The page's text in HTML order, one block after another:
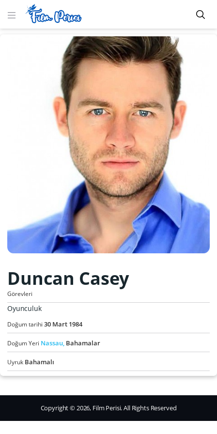
Duncan Casey
Görevleri
Oyunculuk
Doğum tarihi 30 Mart 1984
Doğum Yeri Nassau, Bahamalar
Uyruk Bahamalı
Copyright © 2026, Film Perisi. All Rights Reserved